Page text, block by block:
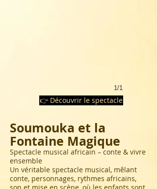
1/1
👉 Découvrir le spectacle
Soumouka et la
Fontaine Magique
Spectacle musical africain – conte & vivre
ensemble
Un véritable spectacle musical, mêlant
conte, personnages, rythmes africains,